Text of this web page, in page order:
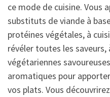
ce mode de cuisine. Vous
substituts de viande à
protéines végétales, à
révéler toutes les
végétariennes
aromatiques pour
vos plats. Vous